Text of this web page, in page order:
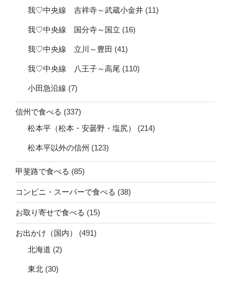
我♡中央線 吉祥寺～武蔵小金井 (11)
我♡中央線 国分寺～国立 (16)
我♡中央線 立川～豊田 (41)
我♡中央線 八王子～高尾 (110)
小田急沿線 (7)
信州で食べる (337)
松本平（松本・安曇野・塩尻）
(214)
松本平以外の信州 (123)
甲斐路で食べる (85)
コンビニ・スーパーで食べる (38)
お取り寄せで食べる (15)
お出かけ（国内）
(491)
北海道 (2)
東北 (30)